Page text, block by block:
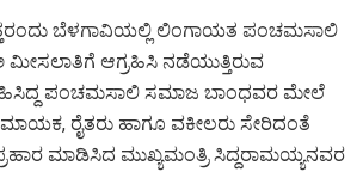
ಬೆಳಗಾವಿಯಲ್ಲಿ ಲಿಂಗಾಯತ ಪಂಚಮಸಾಲಿ
ಆಗ್ರಹಿಸಿ ನಡೆಯುತ್ತಿರುವ
ಪಂಚಮಸಾಲಿ ಸಮಾಜ ಬಾಂಧವರ ಮೇಲೆ
ರೈತರು ಹಾಗೂ ವಕೀಲರು ಸೇರಿದಂತೆ
ಮಾಡಿಸಿದ ಮುಖ್ಯಮಂತ್ರಿ ಸಿದ್ದರಾಮಯ್ಯನವರ